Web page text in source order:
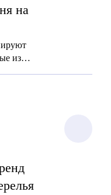
на
из